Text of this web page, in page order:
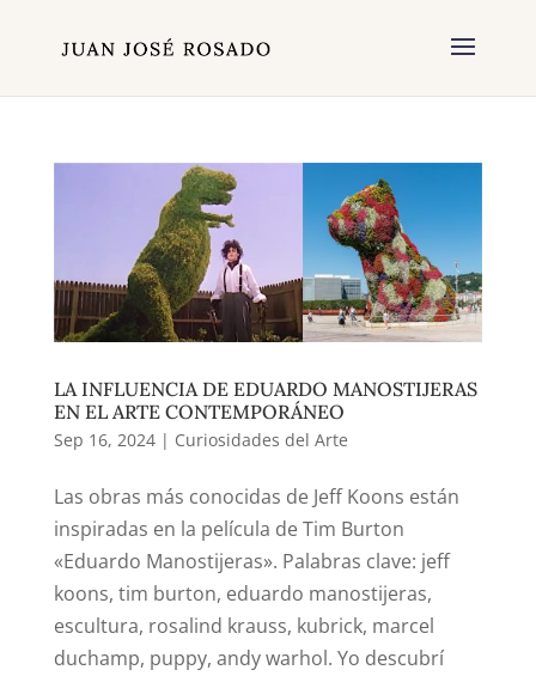
LA INFLUENCIA DE EDUARDO MANOSTIJERAS
EN EL ARTE CONTEMPORÁNEO
Sep 16, 2024| Curiosidades del Arte
Las obras más conocidas de Jeff Koons están
inspiradas en la película de Tim Burton
«Eduardo Manostijeras». Palabras clave: jeff
koons, tim burton, eduardo manostijeras,
escultura, rosalind krauss, kubrick, marcel
duchamp, puppy, andy warhol. Yo descubrí